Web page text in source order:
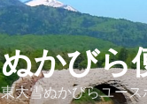
ぬかびら
東大雪ぬかびらユー